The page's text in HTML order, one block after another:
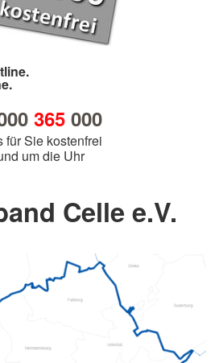
365000
für Sie kostenfrei
um die Uhr
Celle e.V.